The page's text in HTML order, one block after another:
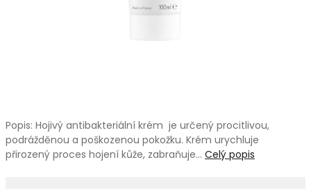
Popis: Hojivý antibakteriální krém je určený procitlivou,
podrážděnou a poškozenou pokožku. Krém urychluje
přirozený proces hojení kůže, zabraňuje… Celý popis